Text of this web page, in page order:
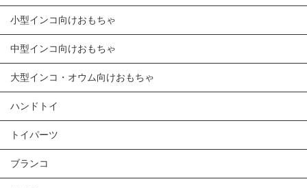
小型インコ向けおもちゃ
中型インコ向けおもちゃ
大型インコ・オウム向けおもちゃ
ハンドトイ
トイパーツ
ブランコ